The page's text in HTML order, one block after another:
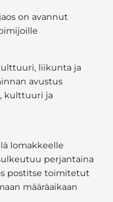
on avannut
liikunta ja
avustus
kulttuuri ja
lomakkeelle
perjantaina
postitse toimitetut
määräaikaan